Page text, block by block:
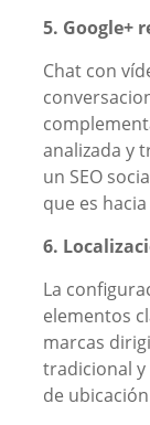
5. Google+
Chat con
analizada y
un SEO
que es
6.
La
elementos
marcas
tradicional
de